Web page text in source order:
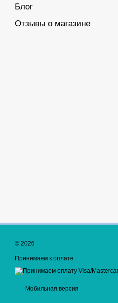
Блог
Отзывы о магазине
© 2026
Принимаем к оплате
Мобильная версия